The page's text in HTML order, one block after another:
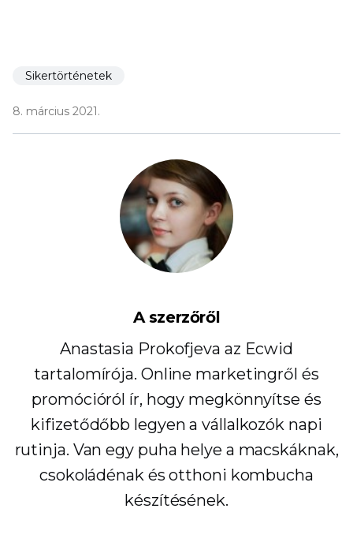
Sikertörténetek
8. március 2021.
A szerzőről
Anastasia Prokofjeva az Ecwid
tartalomírója. Online marketingről és
promócióról ír, hogy megkönnyítse és
kifizetődőbb legyen a vállalkozók napi
rutinja. Van egy puha helye a macskáknak,
csokoládénak és otthoni kombucha
készítésének.